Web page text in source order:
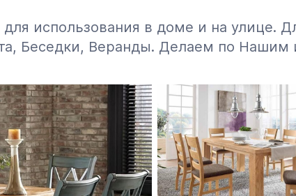
использования в доме и на улице.
Беседки, Веранды. Делаем по